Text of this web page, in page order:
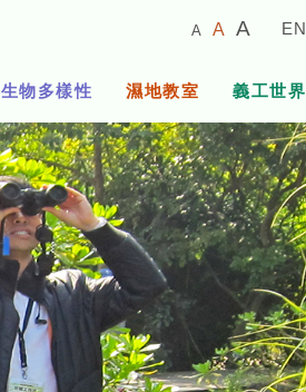
A
較
A
預
字
體
大
小
A
的
字
體
EN
生物多樣性 濕地教室 義工世界